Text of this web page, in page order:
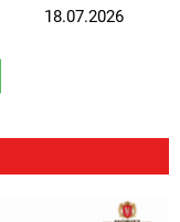
18.07.2026